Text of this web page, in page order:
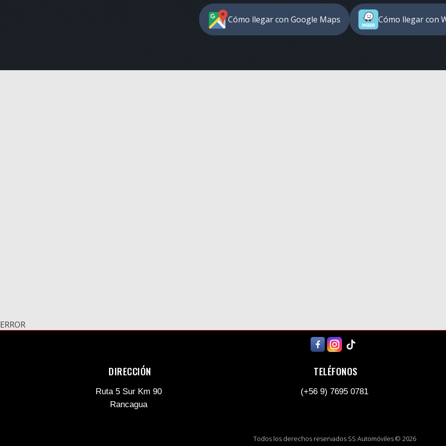
Cómo llegar con Google Maps Cómo llegar con
ERROR
DIRECCIÓN
Ruta 5 Sur Km 90
Rancagua
TELÉFONOS
(+56 9) 7695 0781
Todos los derechos reservados SS Automóviles © 2026